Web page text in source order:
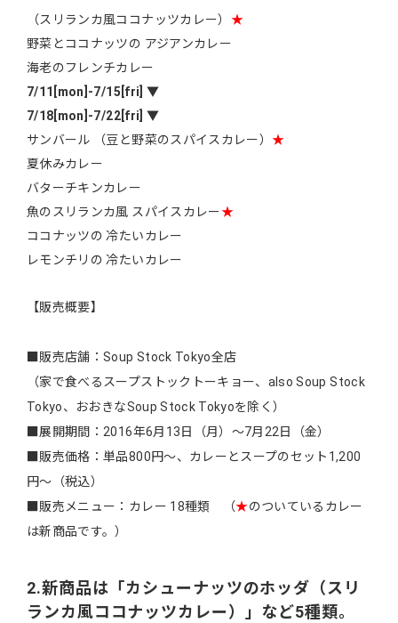
（スリランカ風ココナッツカレー） ★
野菜とココナッツの アジアンカレー
海老のフレンチカレー
7/11[mon]-7/15[fri] ▼
7/18[mon]-7/22[fri] ▼
サンバール （豆と野菜のスパイスカレー）★
夏休みカレー
バターチキンカレー
魚のスリランカ風 スパイスカレー★
ココナッツの 冷たいカレー
レモンチリの 冷たいカレー
【販売概要】
■販売店舗：Soup Stock Tokyo全店
（家で食べるスープストックトーキョー、also Soup Stock
Tokyo、おおきなSoup Stock Tokyoを除く）
■展開期間：2016年6月13日（月）～7月22日（金）
■販売価格：単品800円～、カレーとスープのセット1,200
円～（税込）
■販売メニュー：カレー 18種類 （★のついているカレー
は新商品です。）
2.新商品は「カシューナッツのホッダ（スリ
ランカ風ココナッツカレー）」など5種類。